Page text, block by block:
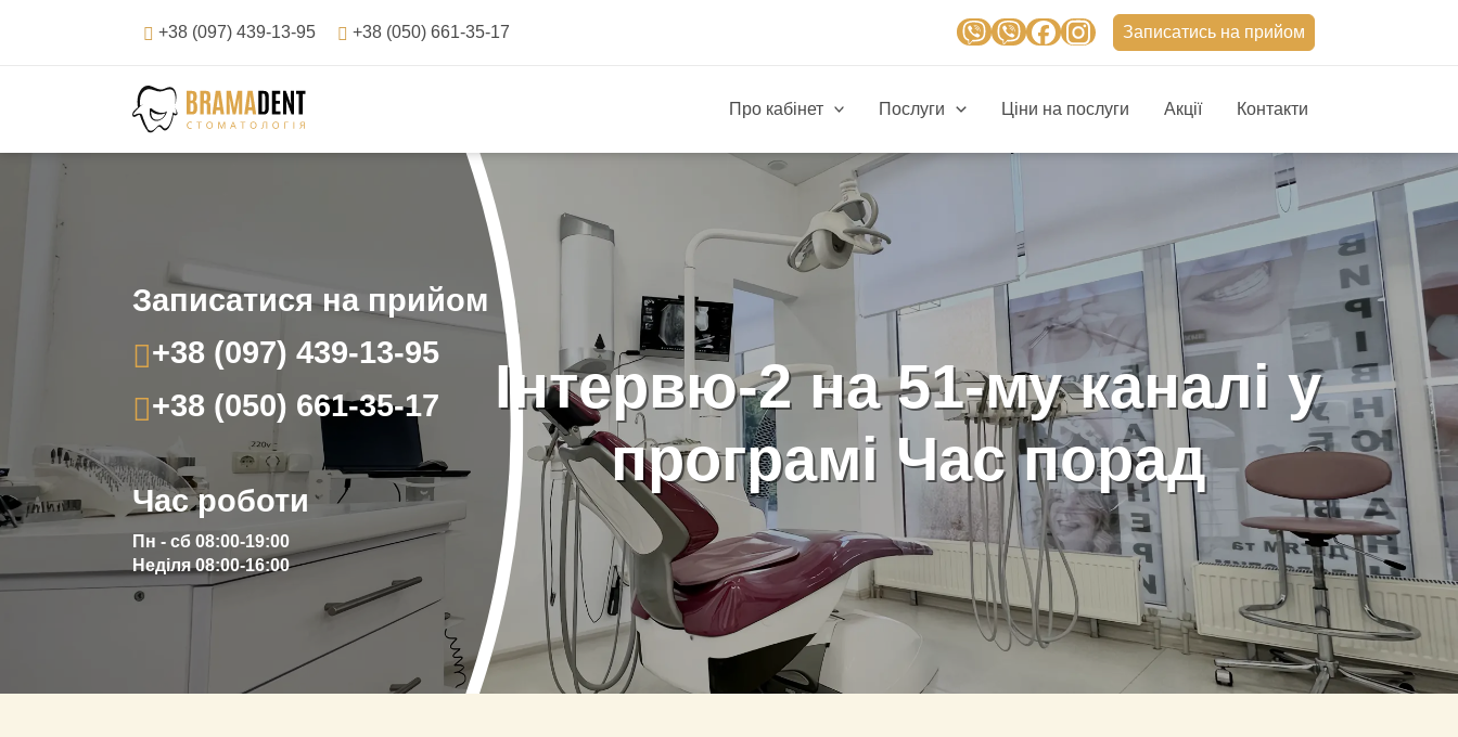
+38 (097) 439-13-95 +38 (050) 661-35-17 Записатись на прийом
Про кабінет Послуги Ціни на послуги Акції Контакти
Записатися на прийом
+38 (097) 439-13-95
+38 (050) 661-35-17
Час роботи
Пн - сб 08:00-19:00
Неділя 08:00-16:00
Інтервю-2 на 51-му каналі у
програмі Час порад